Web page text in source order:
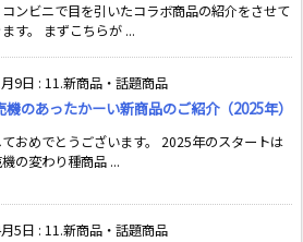
ンビニで目を引いたコラボ商品の紹介をさせて
す。 まずこちらが ...
9日 : 11.新商品・話題商品
機のあったかーい新商品のご紹介（2025年）
おめでとうございます。 2025年のスタートは
の変わり種商品 ...
5日 : 11.新商品・話題商品